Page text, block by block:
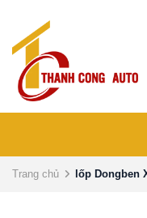
Trang chủ lốp Dongben